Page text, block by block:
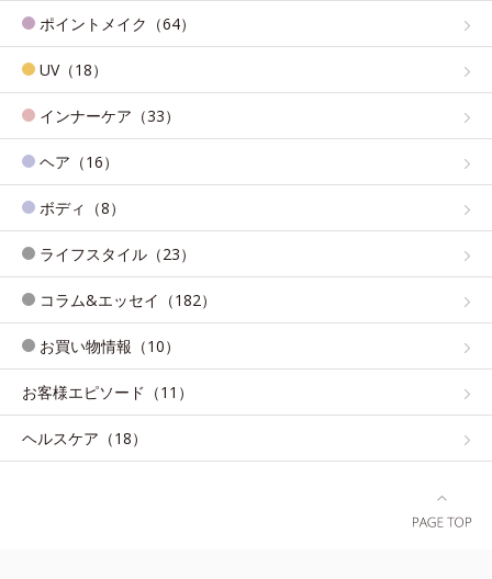
ポイントメイク（64）
UV（18）
インナーケア（33）
ヘア（16）
ボディ（8）
ライフスタイル（23）
コラム&エッセイ（182）
お買い物情報（10）
お客様エピソード（11）
ヘルスケア（18）